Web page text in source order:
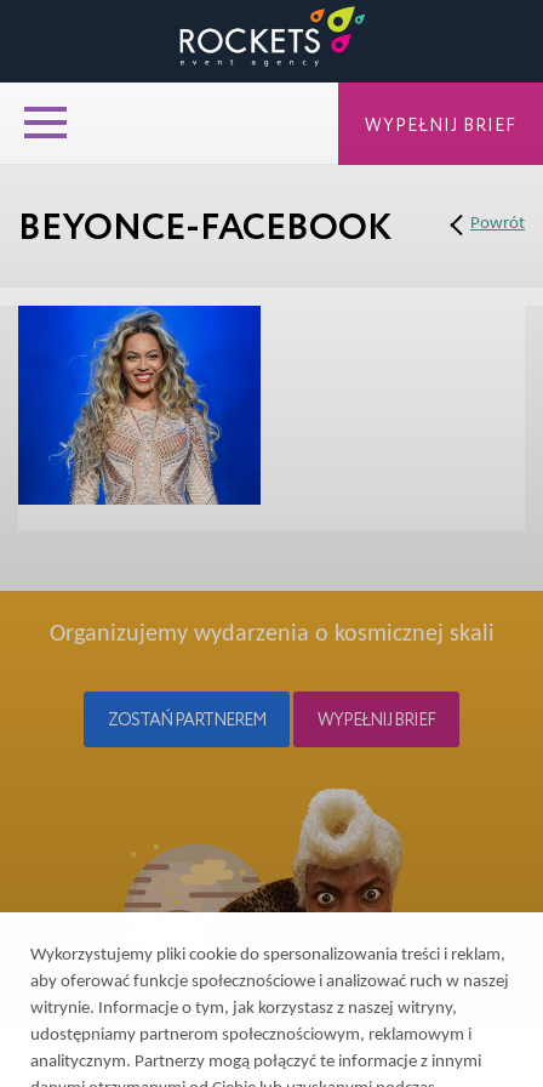
BEYONCE-FACEBOOK Powrót
Organizujemy wydarzenia o kosmicznej skali
ZOSTAŃ PARTNEREM WYPEŁNIJ BRIEF
WYPEŁNIJ BRIEF
Wykorzystujemy pliki cookie do spersonalizowania treści i reklam,
aby oferować funkcje społecznościowe i analizować ruch w naszej
witrynie. Informacje o tym, jak korzystasz z naszej witryny,
udostępniamy partnerom społecznościowym, reklamowym i
analitycznym. Partnerzy mogą połączyć te informacje z innymi